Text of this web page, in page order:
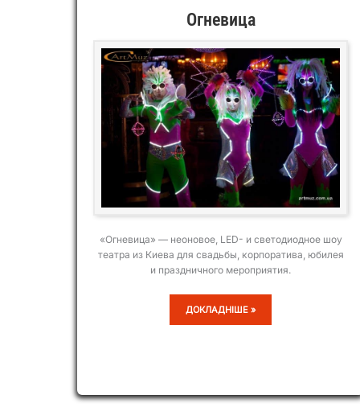
Огневица
«Огневица» — неоновое, LED- и светодиодное шоу
театра из Киева для свадьбы, корпоратива, юбилея
и праздничного мероприятия.
ОГНЕВИЦА
ДОКЛАДНІШЕ »